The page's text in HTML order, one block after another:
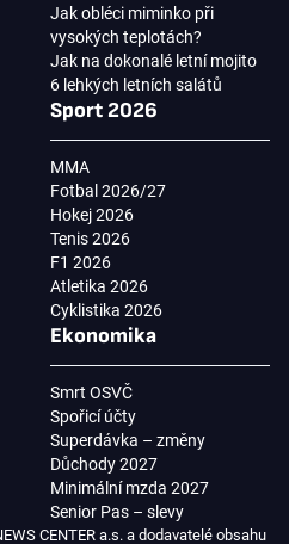
Jak obléci miminko při
vysokých teplotách?
Jak na dokonalé letní mojito
6 lehkých letních salátů
Sport 2026
MMA
Fotbal 2026/27
Hokej 2026
Tenis 2026
F1 2026
Atletika 2026
Cyklistika 2026
Ekonomika
Smrt OSVČ
Spořicí účty
Superdávka – změny
Důchody 2027
Minimální mzda 2027
Senior Pas – slevy
CENTER a.s. a dodavatelé obsahu